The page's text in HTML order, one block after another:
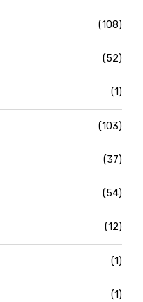
(108)
(52)
(1)
(103)
(37)
(54)
(12)
(1)
(1)